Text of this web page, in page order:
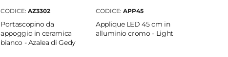
CODICE: AZ3302
Portascopino da
appoggio in ceramica
bianco - Azalea di Gedy
CODICE: APP45
Applique LED 45 cm in
alluminio cromo - Light